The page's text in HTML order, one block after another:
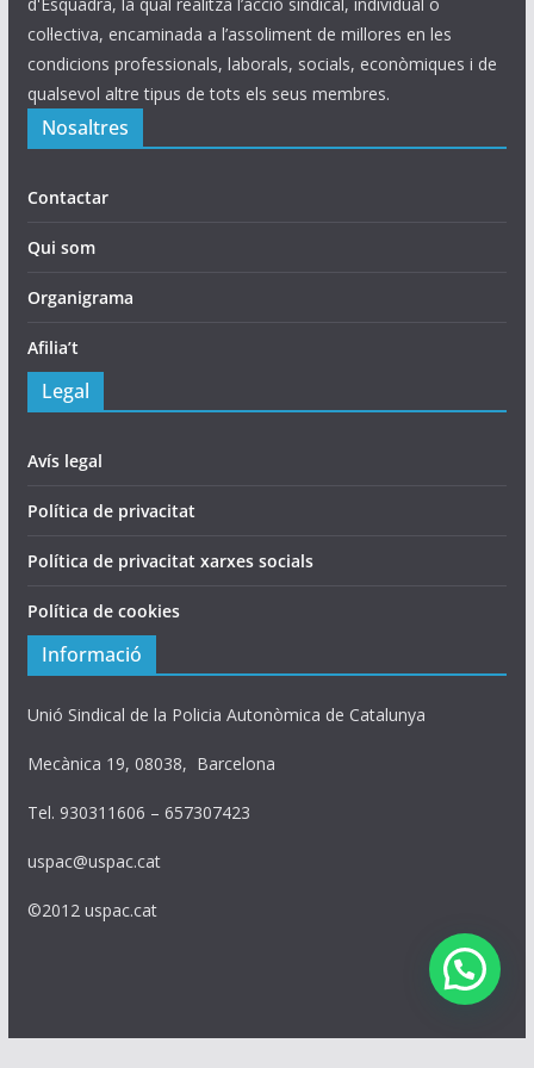
col·lectiva, encaminada a l’assoliment de millores en les
condicions professionals, laborals, socials, econòmiques i de
qualsevol altre tipus de tots els seus membres.
Nosaltres
Contactar
Qui som
Organigrama
Afilia’t
Legal
Avís legal
Política de privacitat
Política de privacitat xarxes socials
Política de cookies
Informació
Unió Sindical de la Policia Autonòmica de Catalunya
Mecànica 19, 08038, Barcelona
Tel. 930311606 – 657307423
uspac@uspac.cat
©2012 uspac.cat